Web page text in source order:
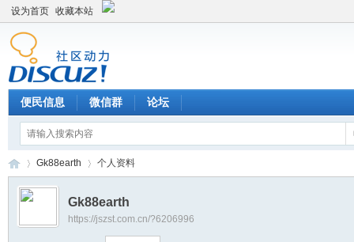
设为首页 收藏本站
便民信息 微信群 论坛
›
Gk88earth 个人资料
Gk88earth
https://jszst.com.cn/?6206996